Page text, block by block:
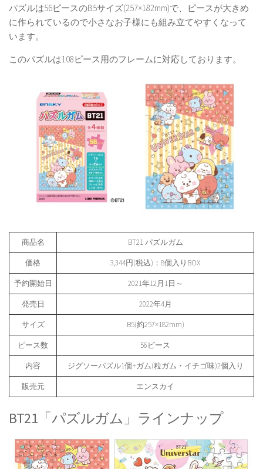
パズルは56ピースのB5サイズ(257×182mm)で、ピースが大きめ
に作られているので小さなお子様にも組み立てやすくなって
います。
このパズルは108ピース用のフレームに対応しております。
商品名 BT21 パズルガム
価格 3,344円(税込)：8個入りBOX
予約開始日 2021年12月1日～
発売日 2022年4月
サイズ B5(約257×182mm)
ピース数 56ピース
内容 ジグソーパズル1個+ガム(粒ガム・イチゴ味)2個入り
販売元 エンスカイ
BT21「パズルガム」ラインナップ